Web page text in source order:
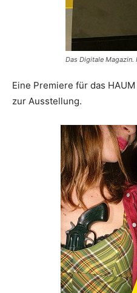
Das Digitale Magazin.
Eine Premiere für das
zur Ausstellung.